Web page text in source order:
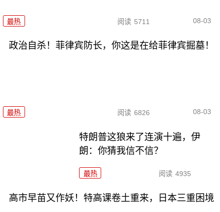
最热 阅读 5711 08-03
政治自杀！菲律宾防长，你这是在给菲律宾掘墓！
最热 阅读 6826 08-03
特朗普这狼来了连演十遍，伊
朗：你猜我信不信？
最热 阅读 4935
高市早苗又作妖！特高课卷土重来，日本三重困境